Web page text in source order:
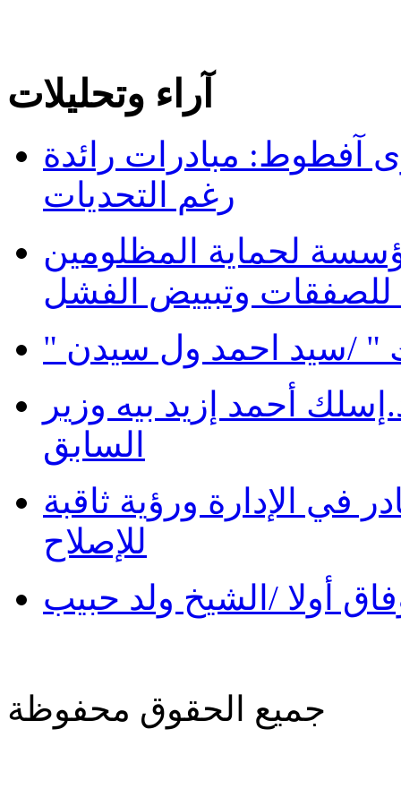
آراء وتحليلات
آفطوط: مبادرات رائدة
رغم التحديات
لحماية المظلومين
للصفقات وتبييض الفشل
" /سيد احمد ول سيدن
أحمد إزيد بيه وزير
السابق
في الإدارة ورؤية ثاقبة
للإصلاح
أولا /الشيخ ولد حبيب
جميع الحقوق محفوظة